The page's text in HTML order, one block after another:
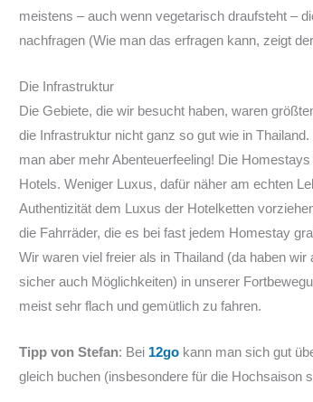
meistens – auch wenn vegetarisch draufsteht –
nachfragen (Wie man das erfragen kann, zeigt
Die Infrastruktur
Die Gebiete, die wir besucht haben, waren
die Infrastruktur nicht ganz so gut wie in
man aber mehr Abenteuerfeeling! Die
Hotels. Weniger Luxus, dafür näher am echten
Authentizität dem Luxus der Hotelketten
die Fahrräder, die es bei fast jedem Homestay
Wir waren viel freier als in Thailand (da haben
sicher auch Möglichkeiten) in unserer
meist sehr flach und gemütlich zu fahren.
Tipp von Stefan: Bei 12go kann man sich gut
gleich buchen (insbesondere für die Hochsaison